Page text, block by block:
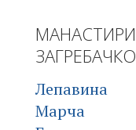
Лепавина
Марча